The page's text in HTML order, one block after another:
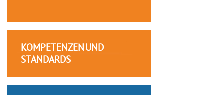
KOMPETENZEN UND
STANDARDS